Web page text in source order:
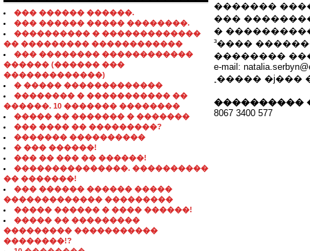
��� ������ ������.
��� ������ ����� ��������.
���������� � �������������
�� ��������� ������������
��� �������� ������������
������ (������ ���
�������������)
� ����� �������������
�������� � ����������� ��
������. 10 ������� ��������
����� �� ������� � �������
��� ���� �� ���������?
������� ����������
� ��� ������!
��� �� ��� �� ������!
���������������. ����������
�� �������!
��� ������ ������ �����
������������� ���������
����� ������ � ���� ������!
����� �� ���������
��������� �����������
��������!?
�������
���
�
³����
��������
e-mail:
˳����� �ϳ���
����������
8067 3400 577